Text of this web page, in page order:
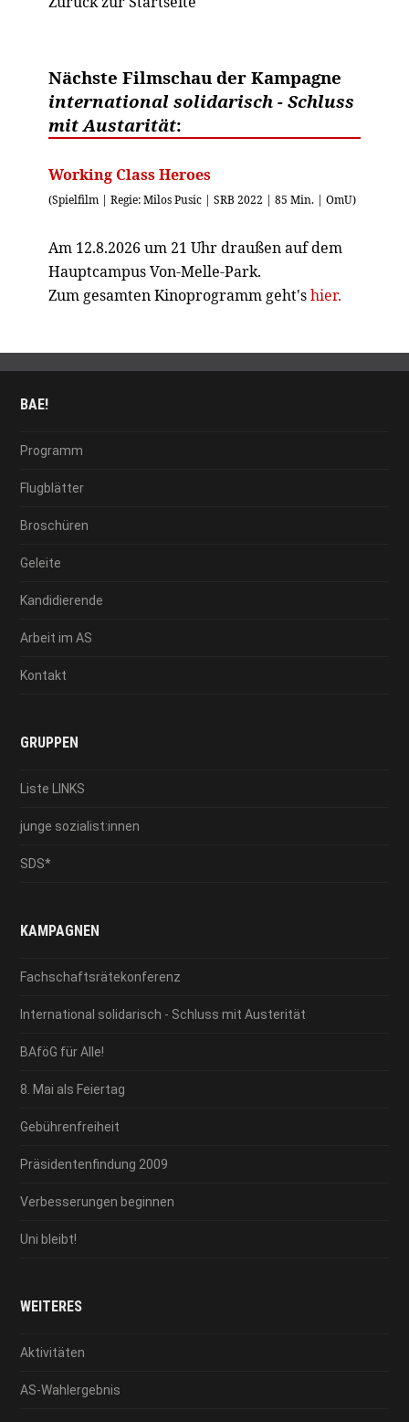
Nächste Filmschau der Kampagne
international solidarisch - Schluss
mit Austarität:
Working Class Heroes
(Spielfilm | Regie: Milos Pusic | SRB 2022 | 85 Min. | OmU)
Am 12.8.2026 um 21 Uhr draußen auf dem
Hauptcampus Von-Melle-Park.
Zum gesamten Kinoprogramm geht'shier.
BAE!
Programm
Flugblätter
Broschüren
Geleite
Kandidierende
Arbeit im AS
Kontakt
GRUPPEN
Liste LINKS
junge sozialist:innen
SDS*
KAMPAGNEN
Fachschaftsrätekonferenz
International solidarisch - Schluss mit Austerität
BAföG für Alle!
8. Mai als Feiertag
Gebührenfreiheit
Präsidentenfindung 2009
Verbesserungen beginnen
Uni bleibt!
WEITERES
Aktivitäten
AS-Wahlergebnis